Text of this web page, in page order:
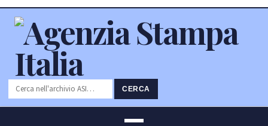
CERCA